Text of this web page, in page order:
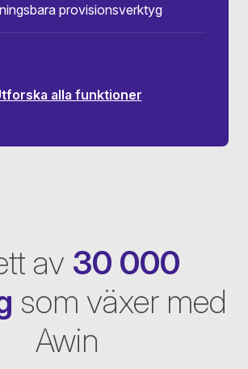
provisionsverktyg
alla funktioner
av 30 000
som växer med
Awin